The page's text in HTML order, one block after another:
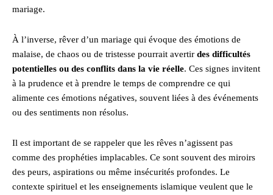
mariage.
À l’inverse, rêver d’un mariage qui évoque des émotions de
malaise, de chaos ou de tristesse pourrait avertir des difficultés
potentielles ou des conflits dans la vie réelle. Ces signes invitent
à la prudence et à prendre le temps de comprendre ce qui
alimente ces émotions négatives, souvent liées à des événements
ou des sentiments non résolus.
Il est important de se rappeler que les rêves n’agissent pas
comme des prophéties implacables. Ce sont souvent des miroirs
des peurs, aspirations ou même insécurités profondes. Le
contexte spirituel et les enseignements islamique veulent que le